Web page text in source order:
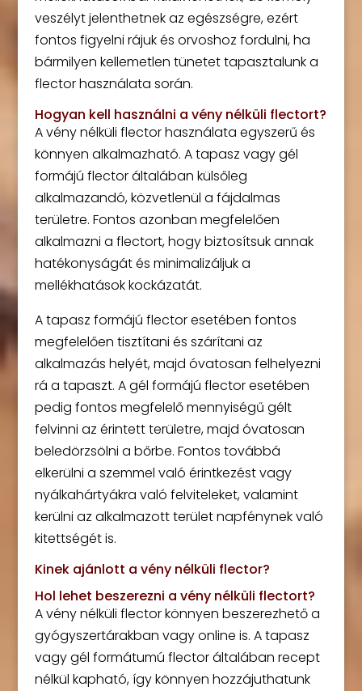
veszélyt jelenthetnek az egészségre, ezért
fontos figyelni rájuk és orvoshoz fordulni, ha
bármilyen kellemetlen tünetet tapasztalunk a
flector használata során.
Hogyan kell használni a vény nélküli flectort?
A vény nélküli flector használata egyszerű és
könnyen alkalmazható. A tapasz vagy gél
formájú flector általában külsőleg
alkalmazandó, közvetlenül a fájdalmas
területre. Fontos azonban megfelelően
alkalmazni a flectort, hogy biztosítsuk annak
hatékonyságát és minimalizáljuk a
mellékhatások kockázatát.
A tapasz formájú flector esetében fontos
megfelelően tisztítani és szárítani az
alkalmazás helyét, majd óvatosan felhelyezni
rá a tapaszt. A gél formájú flector esetében
pedig fontos megfelelő mennyiségű gélt
felvinni az érintett területre, majd óvatosan
beledörzsölni a bőrbe. Fontos továbbá
elkerülni a szemmel való érintkezést vagy
nyálkahártyákra való felviteleket, valamint
kerülni az alkalmazott terület napfénynek való
kitettségét is.
Kinek ajánlott a vény nélküli flector?
Hol lehet beszerezni a vény nélküli flectort?
A vény nélküli flector könnyen beszerezhető a
gyógyszertárakban vagy online is. A tapasz
vagy gél formátumú flector általában recept
nélkül kapható, így könnyen hozzájuthatunk